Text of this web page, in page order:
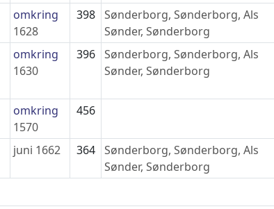
omkring
1628
398
Sønderborg, Sønderborg, Als
Sønder, Sønderborg
omkring
1630
396
Sønderborg, Sønderborg, Als
Sønder, Sønderborg
omkring
1570
456
juni 1662 364
Sønderborg, Sønderborg, Als
Sønder, Sønderborg